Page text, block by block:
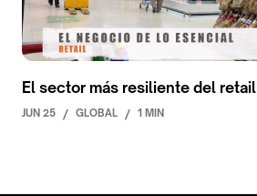
El sector más resiliente del retail
JUN 25 / GLOBAL / 1 MIN